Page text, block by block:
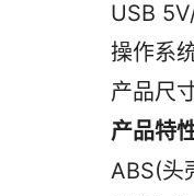
USB
操作系
产品尺
产品特
ABS(头